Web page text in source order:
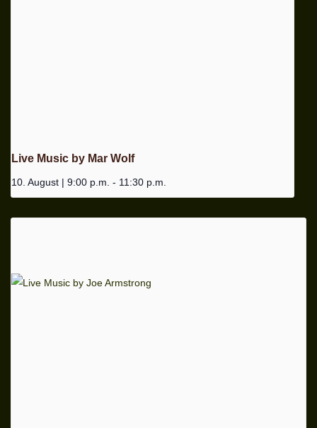
Live Music by Mar Wolf
10. August | 9:00 p.m. - 11:30 p.m.